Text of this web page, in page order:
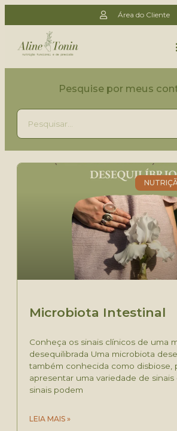
Área do Cliente
Pesquise por meus
Microbiota Intestinal
Conheça os sinais clínicos de uma
desequilibrada Uma microbiota
também conhecida como disbiose,
apresentar uma variedade de sinais
sinais podem
LEIA MAIS »